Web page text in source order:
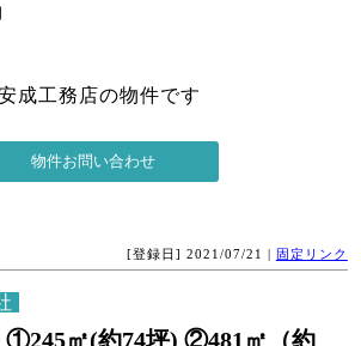
成工務店の物件です
[登録日] 2021/07/21 | 固定リンク
㎡(約74坪) ②481㎡（約